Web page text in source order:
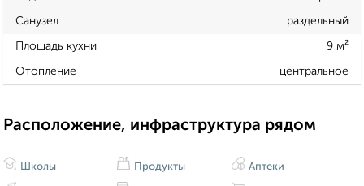
Санузел раздельный
Площадь кухни 9 м²
Отопление центральное
Расположение, инфраструктура рядом
Школы Продукты Аптеки